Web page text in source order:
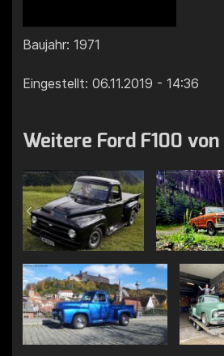
Baujahr: 1971
Eingestellt: 06.11.2019 - 14:36
Weitere Ford F100